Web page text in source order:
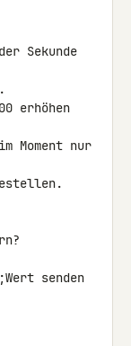
Sekunde
erhöhen
Moment nur
senden